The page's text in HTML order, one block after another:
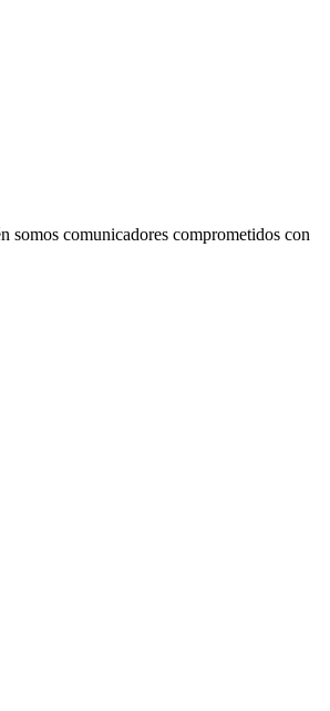
somos comunicadores comprometidos con